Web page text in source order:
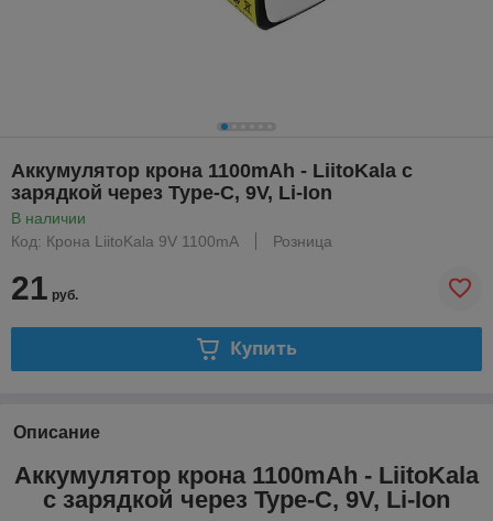
Аккумулятор крона 1100mAh - LiitoKala с
зарядкой через Type-C, 9V, Li-Ion
В наличии
Код: Крона LiitoKala 9V 1100mA
Розница
21 руб.
Купить
Описание
Аккумулятор крона 1100mAh - LiitoKala
с зарядкой через Type-C, 9V, Li-Ion